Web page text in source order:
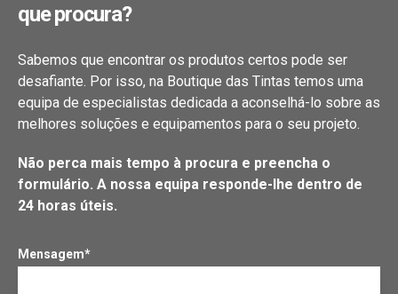
que procura?
Sabemos que encontrar os produtos certos pode ser
desafiante. Por isso, na Boutique das Tintas temos uma
equipa de especialistas dedicada a aconselhá-lo sobre as
melhores soluções e equipamentos para o seu projeto.
Não perca mais tempo à procura e preencha o
formulário. A nossa equipa responde-lhe dentro de
24 horas úteis.
Mensagem*